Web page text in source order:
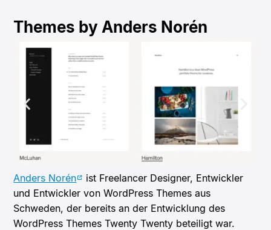
Themes by Anders Norén
Anders Norén
ist Freelancer Designer, Entwickler
und Entwickler von WordPress Themes aus
Schweden, der bereits an der Entwicklung des
WordPress Themes Twenty Twenty beteiligt war.